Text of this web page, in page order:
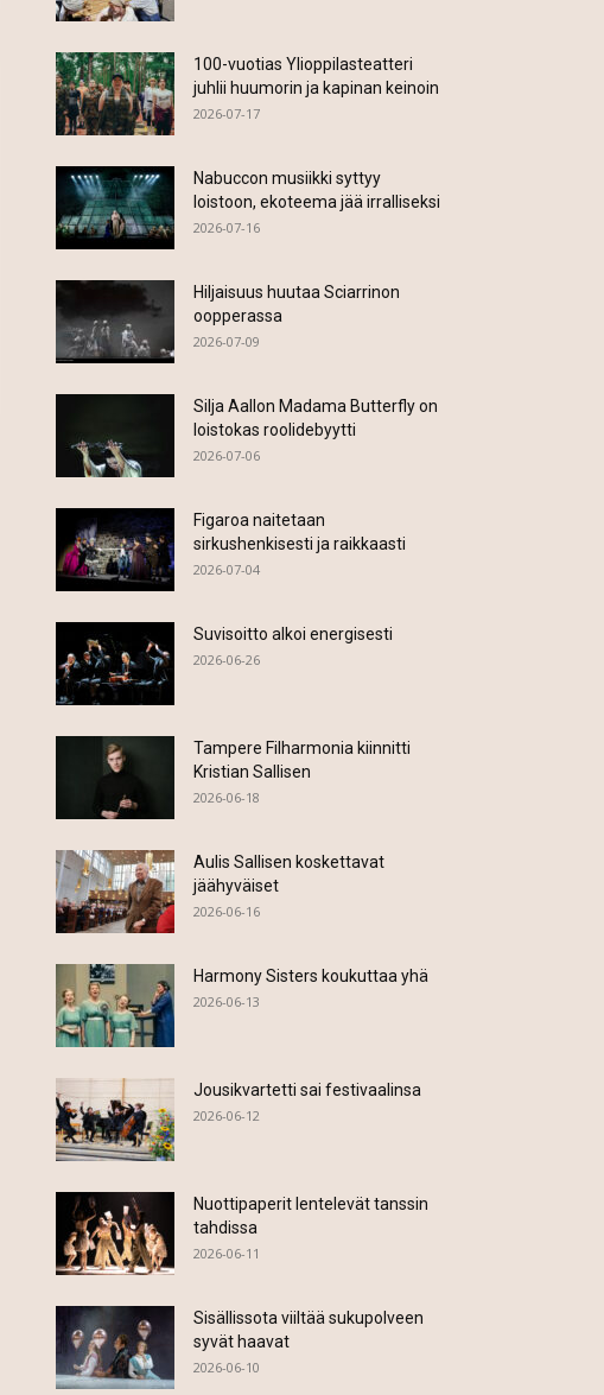
100-vuotias Ylioppilasteatteri
juhlii huumorin ja kapinan keinoin
2026-07-17
Nabuccon musiikki syttyy
loistoon, ekoteema jää irralliseksi
2026-07-16
Hiljaisuus huutaa Sciarrinon
oopperassa
2026-07-09
Silja Aallon Madama Butterfly on
loistokas roolidebyytti
2026-07-06
Figaroa naitetaan
sirkushenkisesti ja raikkaasti
2026-07-04
Suvisoitto alkoi energisesti
2026-06-26
Tampere Filharmonia kiinnitti
Kristian Sallisen
2026-06-18
Aulis Sallisen koskettavat
jäähyväiset
2026-06-16
Harmony Sisters koukuttaa yhä
2026-06-13
Jousikvartetti sai festivaalinsa
2026-06-12
Nuottipaperit lentelevät tanssin
tahdissa
2026-06-11
Sisällissota viiltää sukupolveen
syvät haavat
2026-06-10